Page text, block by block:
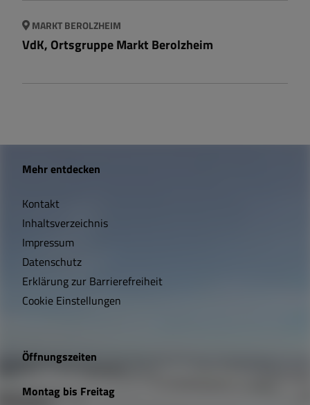
MARKT BEROLZHEIM
VdK, Ortsgruppe Markt Berolzheim
W
c
h
t
i
e
L
Mehr entdecken
Kontakt
Inhaltsverzeichnis
Impressum
Datenschutz
Erklärung zur Barrierefreiheit
Cookie Einstellungen
Öffnungszeiten
Montag bis Freitag